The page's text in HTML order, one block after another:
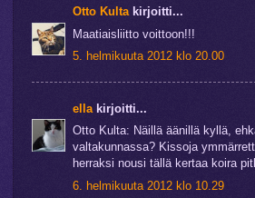
Otto Kultakirjoitti...
Maatiaisliitto voittoon!!!
5. helmikuuta 2012 klo 20.00
ella kirjoitti...
Otto Kulta: Näillä äänillä kyllä,
valtakunnassa? Kissoja
herraksi nousi tällä kertaa koira
6. helmikuuta 2012 klo 10.29